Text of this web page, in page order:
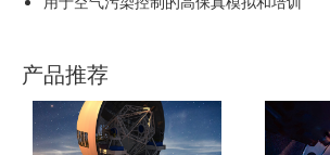
产品推荐